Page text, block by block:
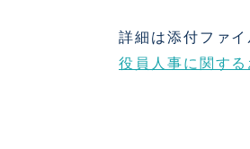
詳細は添付ファ
役員人事に関す